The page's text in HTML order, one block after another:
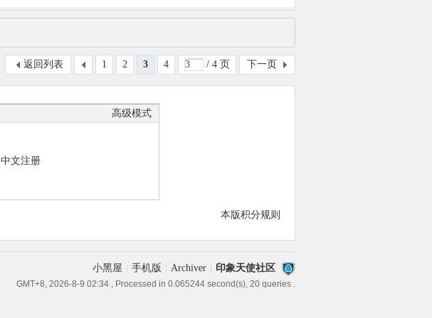
1 2 3 4 / 4 页 下一页
返回列表
高级模式
中文注册
本版积分规则
小黑屋 手机版 Archiver 印象天使社区
GMT+8, 2026-8-9 02:34 , Processed in 0.065244 second(s), 20 queries .